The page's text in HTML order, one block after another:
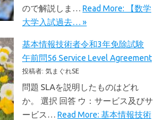
ので解説しま… Read More: 【数学
大学入試過去… »
基本情報技術者令和3年免除試験
午前問56 Service Level Agreement
投稿者: 気まぐれSE
問題 SLAを説明したものはどれ
か。 選択 回答 ウ：サービス及びサ
ービス… Read More: 基本情報技術